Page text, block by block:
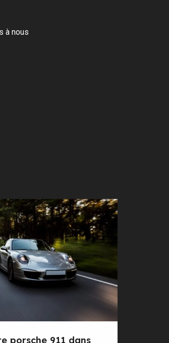
à nous
porsche 911 dans